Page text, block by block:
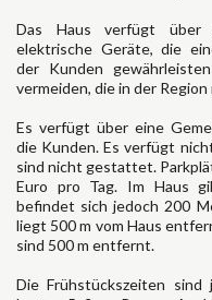
Das Haus verfügt über
elektrische Geräte, die
der Kunden
vermeiden, die in der
Es verfügt über eine
die Kunden. Es verfügt
sind nicht gestattet.
Euro pro Tag. Im Haus
befindet sich jedoch 200
liegt 500 m vom Haus
sind 500 m entfernt.
Die Frühstückszeiten